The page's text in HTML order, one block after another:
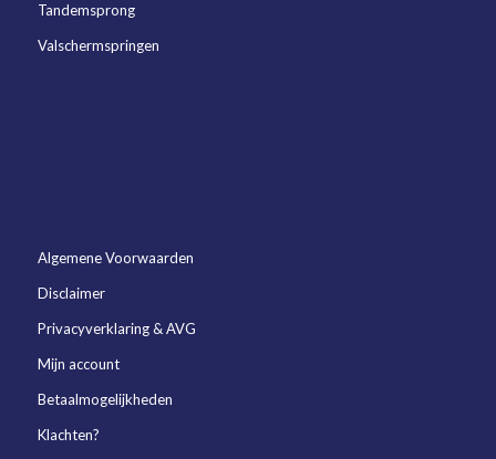
Tandemsprong
Valschermspringen
Algemene Voorwaarden
Disclaimer
Privacyverklaring & AVG
Mijn account
Betaalmogelijkheden
Klachten?